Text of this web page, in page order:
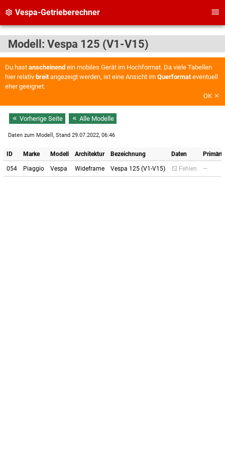
Vespa-Getrieberechner
Modell: Vespa 125 (V1-V15)
Du hast anscheinend ein mobiles Gerät im Hochformat. Da viele Tabellen
hier relativ breitangezeigt werden, ist eine Ansicht im Querformateventuell
eher geeignet.
OK
Vorherige Seite Alle Modelle
Daten zum Modell, Stand 29.07.2022, 06:46
ID Marke Modell Architektur Bezeichnung Daten
054 Piaggio Vespa Wideframe Vespa 125 (V1-V15) Fehlen —